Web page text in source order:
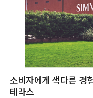
소비자에게 색다른 경
테라스